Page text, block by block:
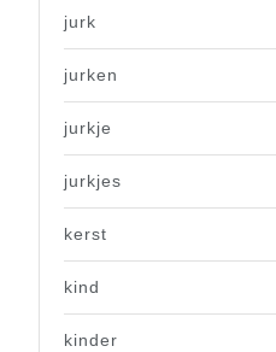
jurk
jurken
jurkje
jurkjes
kerst
kind
kinder